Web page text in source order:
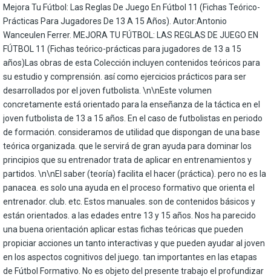
Mejora Tu Fútbol: Las Reglas De Juego En Fútbol 11 (Fichas Teórico-
Prácticas Para Jugadores De 13 A 15 Años). Autor:Antonio
Wanceulen Ferrer. MEJORA TU FÚTBOL: LAS REGLAS DE JUEGO EN
FÚTBOL 11 (Fichas teórico-prácticas para jugadores de 13 a 15
años)Las obras de esta Colección incluyen contenidos teóricos para
su estudio y comprensión. así como ejercicios prácticos para ser
desarrollados por el joven futbolista. \n\nEste volumen
concretamente está orientado para la enseñanza de la táctica en el
joven futbolista de 13 a 15 años. En el caso de futbolistas en periodo
de formación. consideramos de utilidad que dispongan de una base
teórica organizada. que le servirá de gran ayuda para dominar los
principios que su entrenador trata de aplicar en entrenamientos y
partidos. \n\nEl saber (teoría) facilita el hacer (práctica). pero no es la
panacea. es solo una ayuda en el proceso formativo que orienta el
entrenador. club. etc. Estos manuales. son de contenidos básicos y
están orientados. a las edades entre 13 y 15 años. Nos ha parecido
una buena orientación aplicar estas fichas teóricas que pueden
propiciar acciones un tanto interactivas y que pueden ayudar al joven
en los aspectos cognitivos del juego. tan importantes en las etapas
de Fútbol Formativo. No es objeto del presente trabajo el profundizar